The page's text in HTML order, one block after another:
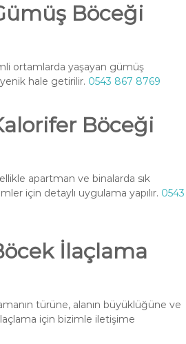
Böceği
ortamlarda yaşayan gümüş
hale getirilir. 0543 867 8769
Böceği
apartman ve binalarda sık
için detaylı uygulama yapılır. 0543
İlaçlama
türüne, alanın büyüklüğüne ve
için bizimle iletişime